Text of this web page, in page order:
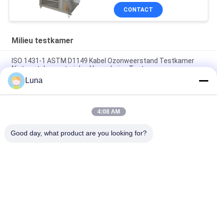
CONTACT
Milieu testkamer
ISO 1431-1 ASTM D1149 Kabel Ozonweerstand Testkamer
Niet-metalen materialen Veroudering Tester
ISO 187 TAPPI T 402 Kamer met constante temperatuur en
vochtigheid voor papierconditionering Milieutestkamer
SUS304 het binnenlandse Programmeerbare Materiaal Op
Luna
4:08 AM
Good day, what product are you looking for?